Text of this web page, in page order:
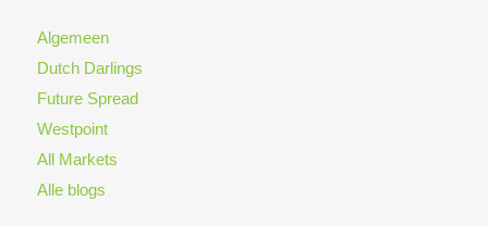
Algemeen
Dutch Darlings
Future Spread
Westpoint
All Markets
Alle blogs